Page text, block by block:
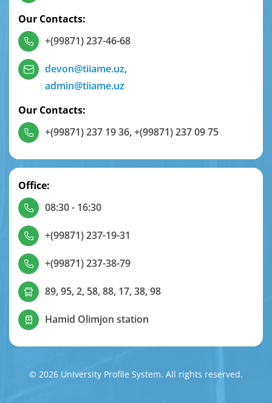
Our Contacts:
+(99871) 237-46-68
devon@tiiame.uz,
admin@tiiame.uz
Our Contacts:
+(99871) 237 19 36,+(99871) 237 09 75
Office:
08:30 - 16:30
+(99871) 237-19-31
+(99871) 237-38-79
89, 95, 2, 58, 88, 17, 38, 98
Hamid Olimjon station
© 2026 University Profile System. All rights reserved.